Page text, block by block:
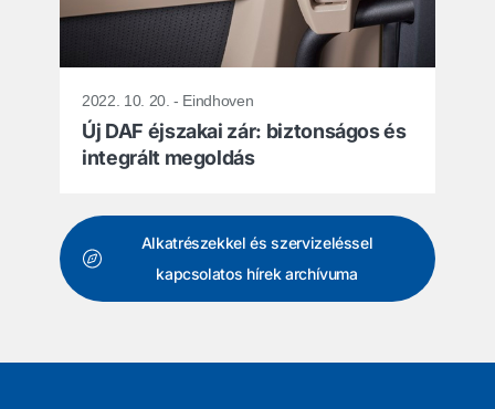
2022. 10. 20. - Eindhoven
Új DAF éjszakai zár: biztonságos és
integrált megoldás
Alkatrészekkel és szervizeléssel
kapcsolatos hírek archívuma